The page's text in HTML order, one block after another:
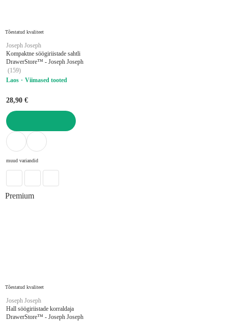
Tõestatud kvaliteet
Joseph Joseph
Kompaktne söögiriistade sahtli
DrawerStore™ - Joseph Joseph
(159)
Laos
Viimased tooted
28,90 €
LISA OSTUKORVI
muud variandid
Premium
Tõestatud kvaliteet
Joseph Joseph
Hall söögiriistade korraldaja
DrawerStore™ - Joseph Joseph